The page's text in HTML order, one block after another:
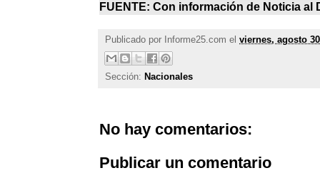
FUENTE: Con información de Noticia al
Publicado por Informe25.com el viernes, agosto
Sección: Nacionales
No hay comentarios:
Publicar un comentario